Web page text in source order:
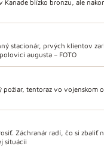
Kanade blízko bronzu, ale
stacionár, prvých klientov
augusta – FOTO
požiar, tentoraz vo vojenskom
Záchranár radí, čo si zbaliť
situácii